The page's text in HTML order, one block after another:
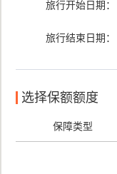
旅行开始日期：
旅行结束日期：
选择保额额度
保障类型